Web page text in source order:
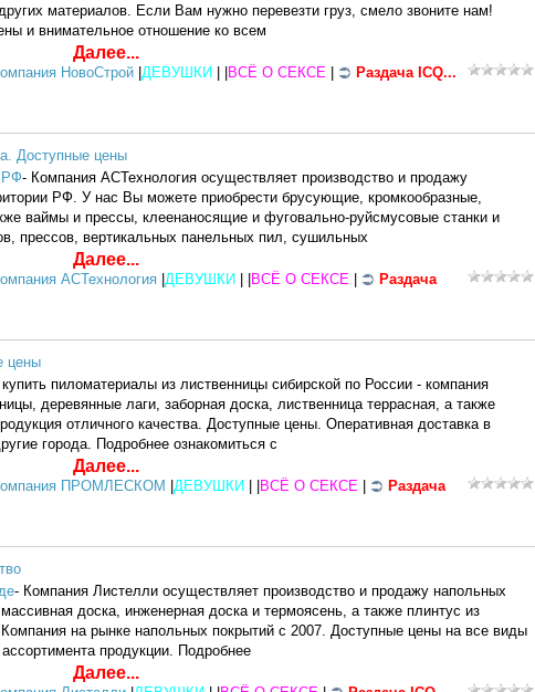
материалов. Если Вам нужно перевезти груз, смело звоните нам!
и внимательное отношение ко всем
Далее...
НовоСтрой|ДЕВУШКИ| |ВСЁ О СЕКСЕ |
Раздача ICQ...
Доступные цены
РФ- Компания АСТехнология осуществляет производство и продажу
РФ. У нас Вы можете приобрести брусующие, кромкообразные,
ваймы и прессы, клеенаносящие и фуговально-руйсмусовые станки и
прессов, вертикальных панельных пил, сушильных
Далее...
АСТехнология|ДЕВУШКИ| |ВСЁ О СЕКСЕ |
Раздача
цены
пиломатериалы из лиственницы сибирской по России - компания
деревянные лаги, заборная доска, лиственница террасная, а также
отличного качества. Доступные цены. Оперативная доставка в
города. Подробнее ознакомиться с
Далее...
ПРОМЛЕСКОМ |ДЕВУШКИ| |ВСЁ О СЕКСЕ |
Раздача
- Компания Листелли осуществляет производство и продажу напольных
доска, инженерная доска и термоясень, а также плинтус из
на рынке напольных покрытий с 2007. Доступные цены на все виды
продукции. Подробнее
Далее...